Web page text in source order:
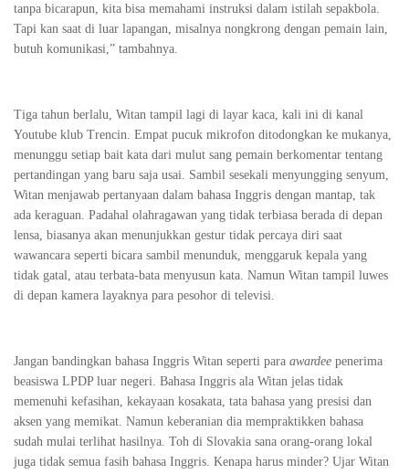
tanpa bicarapun, kita bisa memahami instruksi dalam istilah sepakbola.
Tapi kan saat di luar lapangan, misalnya nongkrong dengan pemain lain,
butuh komunikasi,” tambahnya.
Tiga tahun berlalu, Witan tampil lagi di layar kaca, kali ini di kanal
Youtube klub Trencin. Empat pucuk mikrofon ditodongkan ke mukanya,
menunggu setiap bait kata dari mulut sang pemain berkomentar tentang
pertandingan yang baru saja usai. Sambil sesekali menyungging senyum,
Witan menjawab pertanyaan dalam bahasa Inggris dengan mantap, tak
ada keraguan. Padahal olahragawan yang tidak terbiasa berada di depan
lensa, biasanya akan menunjukkan gestur tidak percaya diri saat
wawancara seperti bicara sambil menunduk, menggaruk kepala yang
tidak gatal, atau terbata-bata menyusun kata. Namun Witan tampil luwes
di depan kamera layaknya para pesohor di televisi.
Jangan bandingkan bahasa Inggris Witan seperti para awardee penerima
beasiswa LPDP luar negeri. Bahasa Inggris ala Witan jelas tidak
memenuhi kefasihan, kekayaan kosakata, tata bahasa yang presisi dan
aksen yang memikat. Namun keberanian dia mempraktikken bahasa
sudah mulai terlihat hasilnya. Toh di Slovakia sana orang-orang lokal
juga tidak semua fasih bahasa Inggris. Kenapa harus minder? Ujar Witan